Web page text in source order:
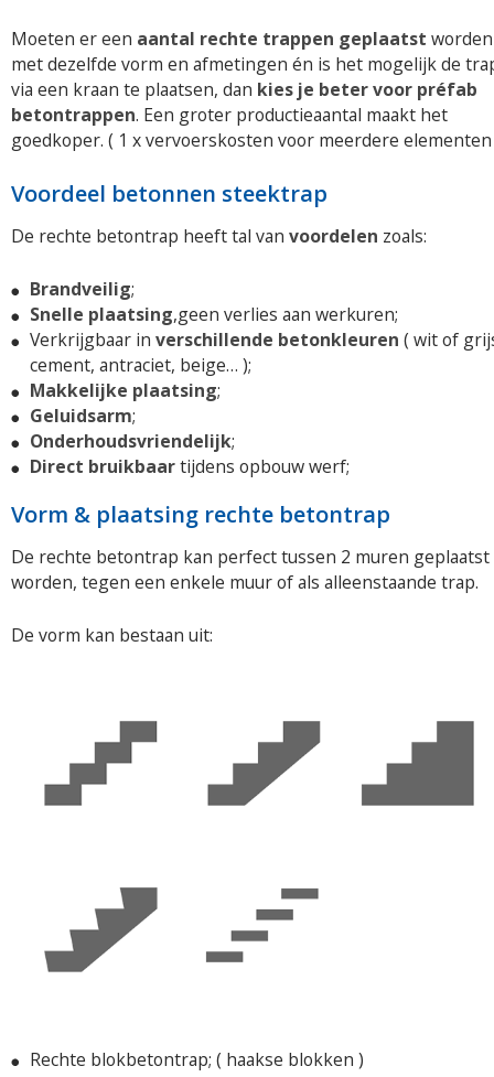
Moeten er een aantal rechte trappen geplaatst worden
met dezelfde vorm en afmetingen én is het mogelijk de
via een kraan te plaatsen, dan kies je beter voor préfab
betontrappen. Een groter productieaantal maakt het
goedkoper. ( 1 x vervoerskosten voor meerdere
Voordeel betonnen steektrap
De rechte betontrap heeft tal van voordelen zoals:
Brandveilig;
Snelle plaatsing,geen verlies aan werkuren;
Verkrijgbaar in verschillende betonkleuren ( wit of
cement, antraciet, beige… );
Makkelijke plaatsing;
Geluidsarm;
Onderhoudsvriendelijk;
Direct bruikbaartijdens opbouw werf;
Vorm & plaatsing rechte betontrap
De rechte betontrap kan perfect tussen 2 muren geplaatst
worden, tegen een enkele muur of als alleenstaande trap.
De vorm kan bestaan uit:
Rechte blokbetontrap; ( haakse blokken )